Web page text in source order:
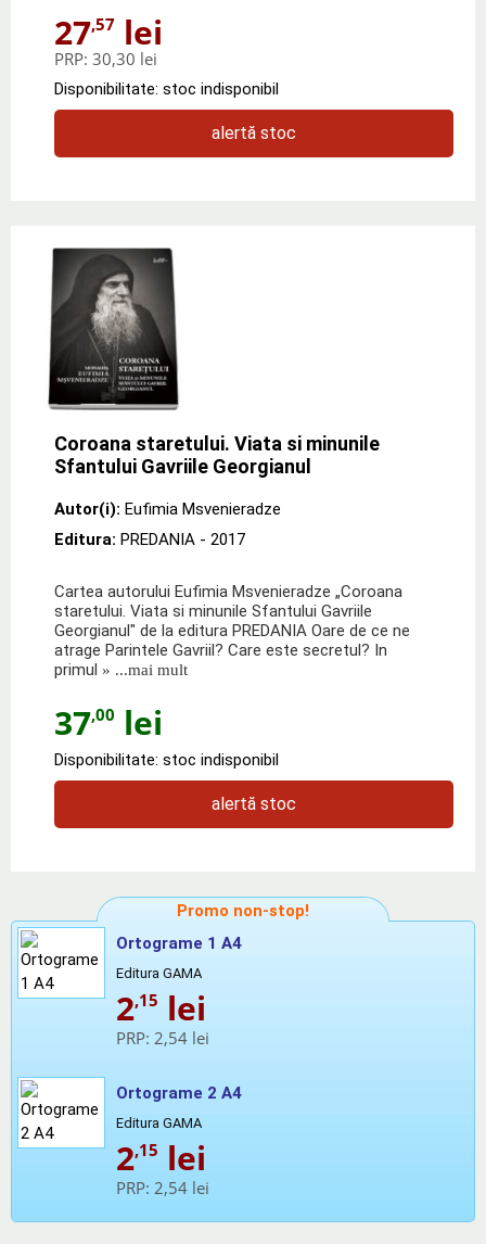
27,57 lei
PRP: 30,30 lei
Disponibilitate: stoc indisponibil
alertă stoc
Coroana staretului. Viata si minunile
Sfantului Gavriile Georgianul
Autor(i): Eufimia Msvenieradze
Editura: PREDANIA - 2017
Cartea autorului Eufimia Msvenieradze „Coroana
staretului. Viata si minunile Sfantului Gavriile
Georgianul" de la editura PREDANIA Oare de ce ne
atrage Parintele Gavriil? Care este secretul? In
primul » ...mai mult
37,00 lei
Disponibilitate: stoc indisponibil
alertă stoc
Promo non-stop!
Ortograme 1 A4
Editura GAMA
2,15 lei
PRP: 2,54 lei
Ortograme 2 A4
Editura GAMA
2,15 lei
PRP: 2,54 lei